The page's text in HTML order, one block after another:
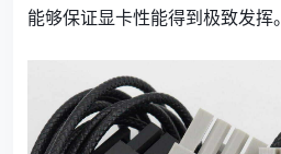
能够保证显卡性能得到极致发挥。